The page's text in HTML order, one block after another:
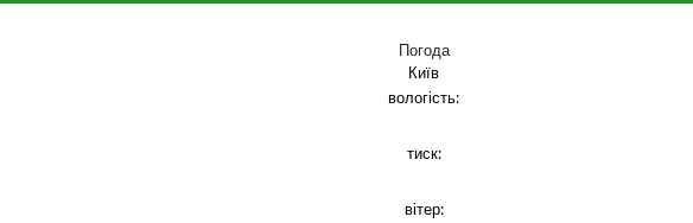
Погода
Київ
вологість:
тиск:
вітер: